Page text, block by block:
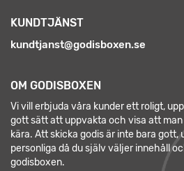
KUNDTJÄNST
kundtjanst@godisboxen.se
OM GODISBOXEN
Vi vill erbjuda våra kunder ett roligt,
gott sätt att uppvakta och visa att
kära. Att skicka godis är inte bara gott,
personliga då du själv väljer innehåll
godisboxen.